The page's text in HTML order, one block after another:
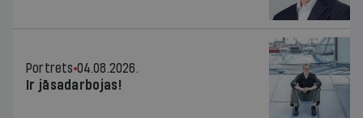
Portrets 04.08.2026.
Ir jāsadarbojas!